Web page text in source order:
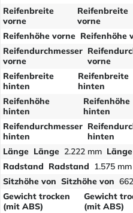
Reifenbreite
vorne
Reifenbreite
vorne
Reifenhöhe vorne Reifenhöhe
Reifendurchmesser
vorne
vorne
Reifenbreite
hinten
Reifenbreite
hinten
Reifenhöhe
hinten
Reifenhöhe
hinten
Reifendurchmesser
hinten
hinten
Länge Länge 2.222 mm Länge
Radstand Radstand 1.575 mm
Sitzhöhe von Sitzhöhe von
Gewicht trocken
(mit ABS)
Gewicht
(mit ABS)